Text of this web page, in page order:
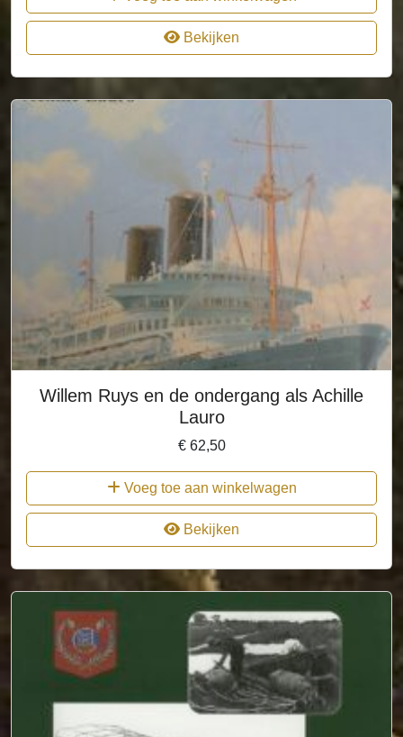
Bekijken
Willem Ruys en de ondergang als Achille
Lauro
€62,50
Voeg toe aan winkelwagen
Bekijken